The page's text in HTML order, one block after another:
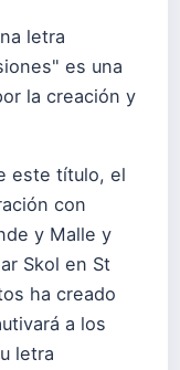
letra
es una
la creación y
este título, el
con
y Malle y
Skol en St
ha creado
a los
letra